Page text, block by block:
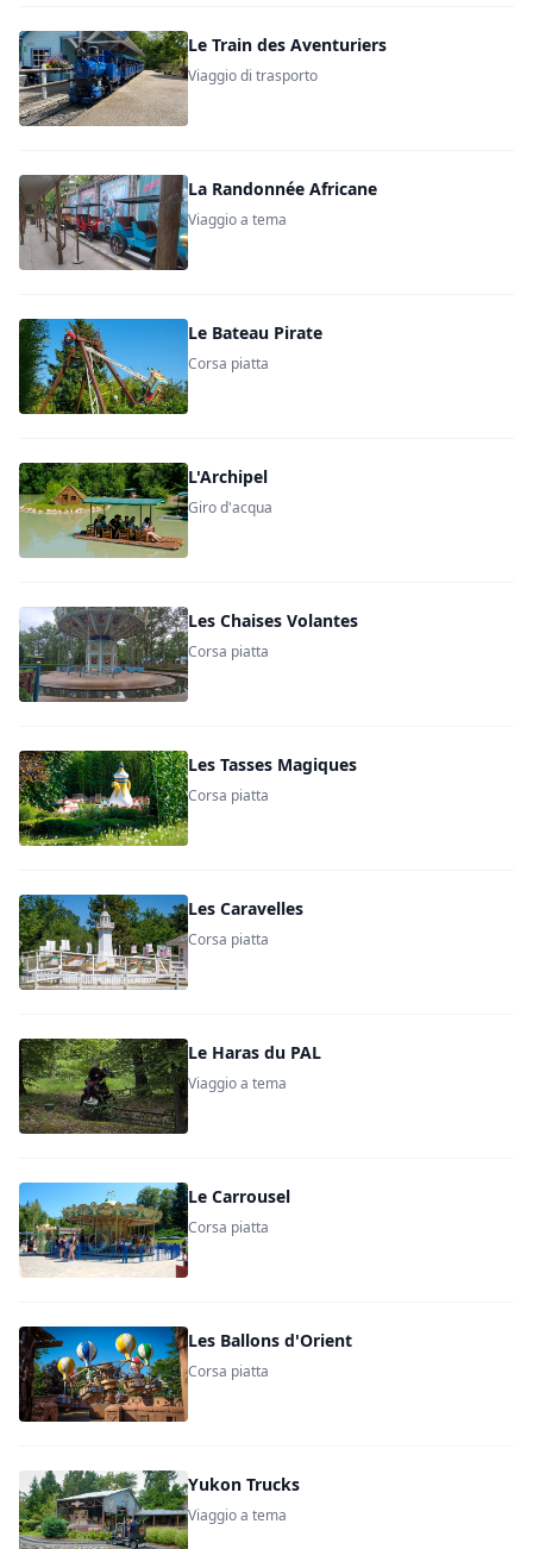
Le Train des Aventuriers
Viaggio di trasporto
La Randonnée Africane
Viaggio a tema
Le Bateau Pirate
Corsa piatta
L'Archipel
Giro d'acqua
Les Chaises Volantes
Corsa piatta
Les Tasses Magiques
Corsa piatta
Les Caravelles
Corsa piatta
Le Haras du PAL
Viaggio a tema
Le Carrousel
Corsa piatta
Les Ballons d'Orient
Corsa piatta
Yukon Trucks
Viaggio a tema